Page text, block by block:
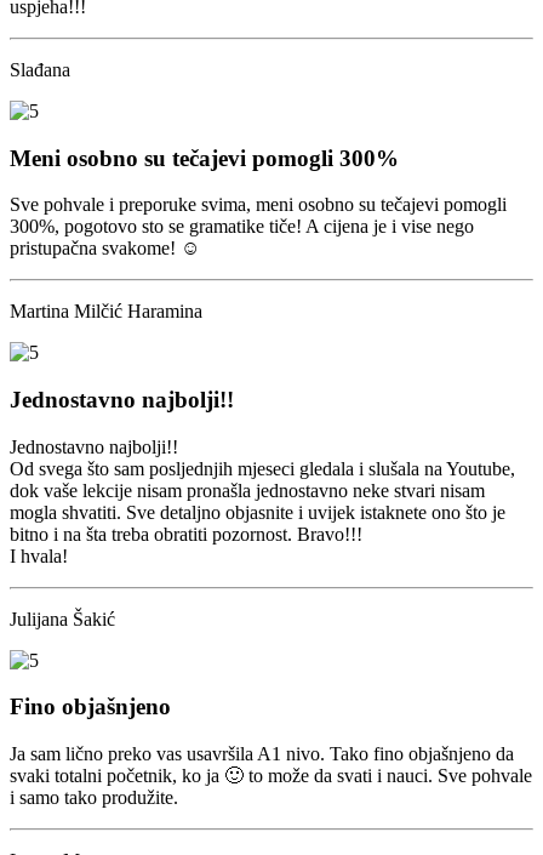
uspjeha!!!
Slađana
Meni osobno su tečajevi pomogli 300%
Sve pohvale i preporuke svima, meni osobno su tečajevi pomogli
300%, pogotovo sto se gramatike tiče! A cijena je i vise nego
pristupačna svakome! ☺️
Martina Milčić Haramina
Jednostavno najbolji!!
Jednostavno najbolji!!
Od svega što sam posljednjih mjeseci gledala i slušala na Youtube,
dok vaše lekcije nisam pronašla jednostavno neke stvari nisam
mogla shvatiti. Sve detaljno objasnite i uvijek istaknete ono što je
bitno i na šta treba obratiti pozornost. Bravo!!!
I hvala!
Julijana Šakić
Fino objašnjeno
Ja sam lično preko vas usavršila A1 nivo. Tako fino objašnjeno da
svaki totalni početnik, ko ja 🙂 to može da svati i nauci. Sve pohvale
i samo tako produžite.